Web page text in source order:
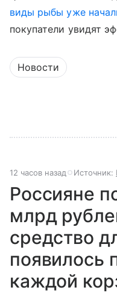
виды рыбы уже
покупатели увидят
Новости
12 часов назад Источник:
Россияне
млрд
средство
появилось
каждой